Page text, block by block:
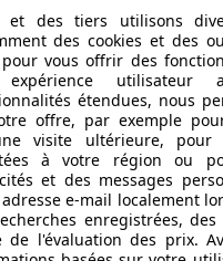
SAS décline toute
indications fournies.
la plus grande plateforme
et des tiers utilisons
des cookies et des
vous offrir des
utilisateur
étendues, nous
offre, par exemple
visite ultérieure,
à votre région ou
et des messages
e-mail localement
enregistrées,
de l'évaluation des prix.